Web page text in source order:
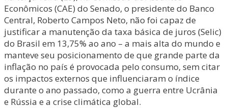
Econômicos (CAE) do Senado, o presidente do Banco
Central, Roberto Campos Neto, não foi capaz de
justificar a manutenção da taxa básica de juros (Selic)
do Brasil em 13,75% ao ano – a mais alta do mundo e
manteve seu posicionamento de que grande parte da
inflação no país é provocada pelo consumo, sem citar
os impactos externos que influenciaram o índice
durante o ano passado, como a guerra entre Ucrânia
e Rússia e a crise climática global.